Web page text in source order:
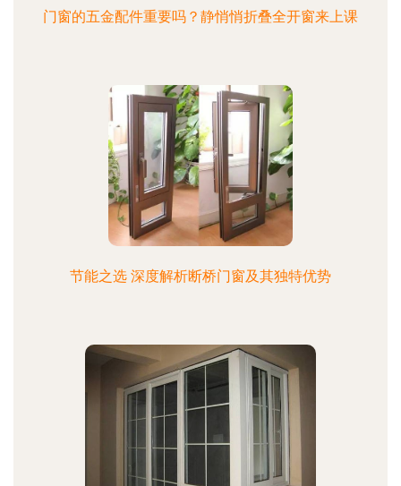
门窗的五金配件重要吗？静悄悄折叠全开窗来上课
节能之选 深度解析断桥门窗及其独特优势